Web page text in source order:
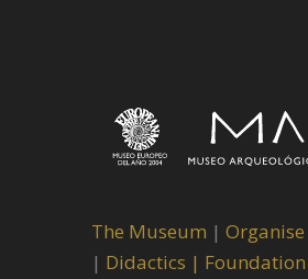
The Museum |
| Didactics |